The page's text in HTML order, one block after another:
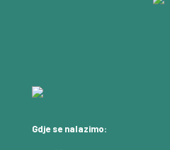
Gdje se nalazimo: